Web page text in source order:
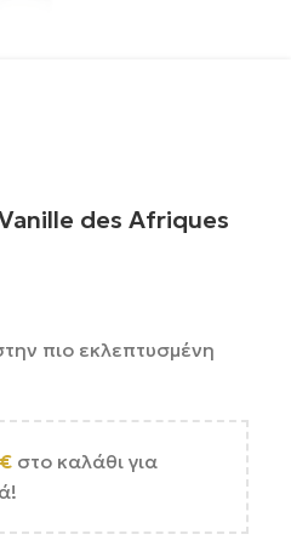
des Afriques
πιο εκλεπτυσμένη
€ στο καλάθι για